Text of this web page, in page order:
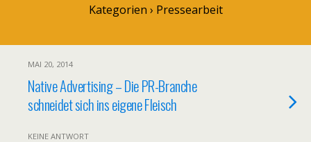
Kategorien › Pressearbeit
MAI 20, 2014
Native Advertising – Die PR-Branche
schneidet sich ins eigene Fleisch
KEINE ANTWORT